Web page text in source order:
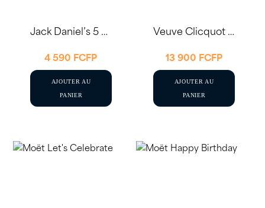
Jack Daniel’s 5 X 50ml
4 590 FCFP
AJOUTER AU
PANIER
Veuve Clicquot Brut Coffret Ice Box 75cl
13 900 FCFP
AJOUTER AU
PANIER